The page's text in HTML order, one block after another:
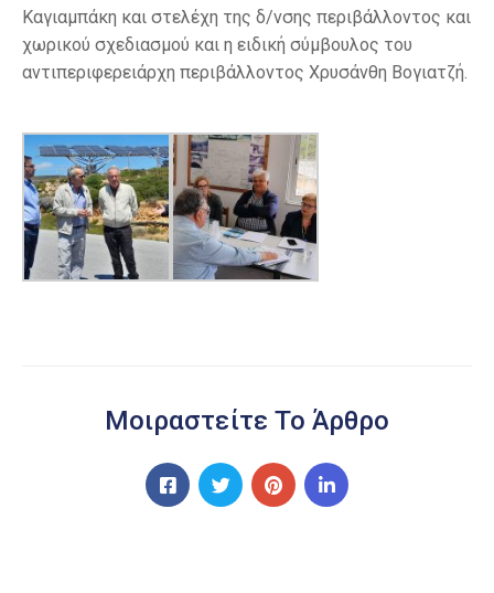
Καγιαμπάκη και στελέχη της δ/νσης περιβάλλοντος και
χωρικού σχεδιασμού και η ειδική σύμβουλος του
αντιπεριφερειάρχη περιβάλλοντος Χρυσάνθη Βογιατζή.
Μοιραστείτε Το Άρθρο